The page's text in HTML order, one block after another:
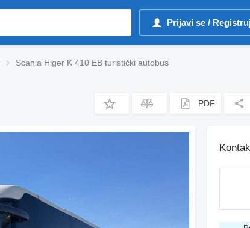
Prijavi se /
Scania Higer K 410 EB turistički autobus
PDF